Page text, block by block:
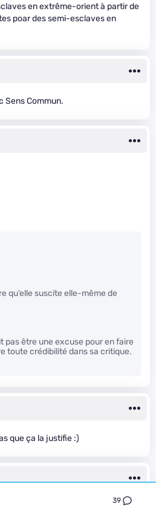
39
en extrême-orient à partir de
poar des semi-esclaves en
Sens Commun.
qu’elle suscite elle-même de
pas être une excuse pour en faire
toute crédibilité dans sa critique.
que ça la justifie :)